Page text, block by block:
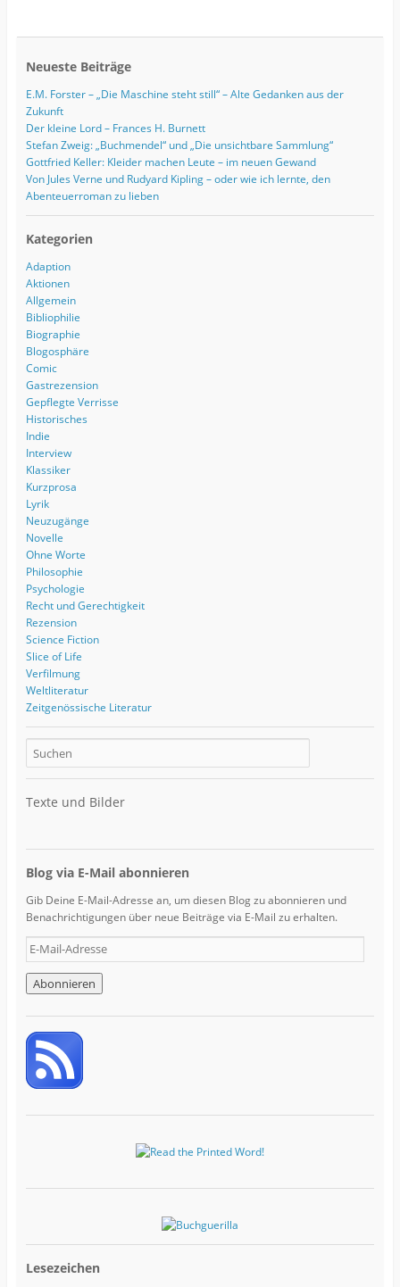
Neueste Beiträge
E.M. Forster – „Die Maschine steht still“ – Alte Gedanken aus der
Zukunft
Der kleine Lord – Frances H. Burnett
Stefan Zweig: „Buchmendel“ und „Die unsichtbare Sammlung“
Gottfried Keller: Kleider machen Leute – im neuen Gewand
Von Jules Verne und Rudyard Kipling – oder wie ich lernte, den
Abenteuerroman zu lieben
Kategorien
Adaption
Aktionen
Allgemein
Bibliophilie
Biographie
Blogosphäre
Comic
Gastrezension
Gepflegte Verrisse
Historisches
Indie
Interview
Klassiker
Kurzprosa
Lyrik
Neuzugänge
Novelle
Ohne Worte
Philosophie
Psychologie
Recht und Gerechtigkeit
Rezension
Science Fiction
Slice of Life
Verfilmung
Weltliteratur
Zeitgenössische Literatur
Texte und Bilder
Blog via E-Mail abonnieren
Gib Deine E-Mail-Adresse an, um diesen Blog zu abonnieren und
Benachrichtigungen über neue Beiträge via E-Mail zu erhalten.
E
-
M
a
i
-
d
e
Lesezeichen